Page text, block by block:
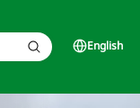
English